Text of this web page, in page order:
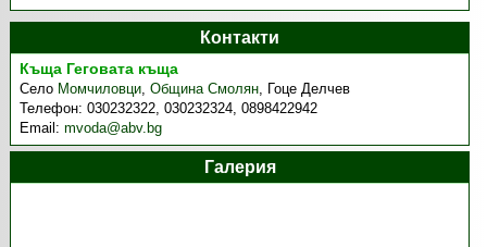
Контакти
Къща Геговата къща
Село Момчиловци,Община Смолян, Гоце Делчев
Телефон:030232322, 030232324, 0898422942
Email:mvoda@abv.bg
Галерия